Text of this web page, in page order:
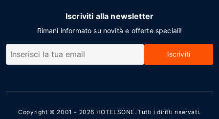
Iscriviti alla newsletter
Rimani informato su novità e offerte speciali!
Iscriviti
Copyright © 2001 - 2026 HOTELSONE. Tutti i diritti riservati.